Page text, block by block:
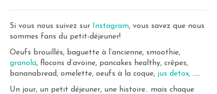
Si vous nous suivez sur Instagram, vous savez que nous
sommes fans du petit-déjeuner!
Oeufs brouillés, baguette à l’ancienne, smoothie,
granola, flocons d’avoine, pancakes healthy, crêpes,
bananabread, omelette, oeufs à la coque, jus detox, …..
Un jour, un petit déjeuner, une histoire.. mais chaque